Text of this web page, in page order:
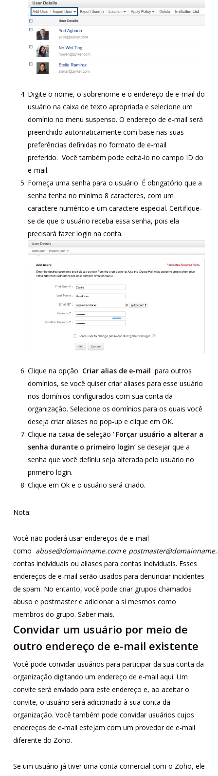
Digite o nome, o sobrenome e o endereço de e-mail do
usuário na caixa de texto apropriada e selecione um
domínio no menu suspenso. O endereço de e-mail será
preenchido automaticamente com base nas suas
preferências definidas no formato de e-mail
preferido. Você também pode editá-lo no campo ID do
e-mail.
Forneça uma senha para o usuário. É obrigatório que a
senha tenha no mínimo 8 caracteres, com um
caractere numérico e um caractere especial. Certifique-
se de que o usuário receba essa senha, pois ela
precisará fazer login na conta.
Clique na opção Criar alias de e-mail para outros
domínios, se você quiser criar aliases para esse usuário
nos domínios configurados com sua conta da
organização. Selecione os domínios para os quais você
deseja criar aliases no pop-up e clique em OK.
Clique na caixa deseleção ‘ Forçar usuário a alterar a
senha durante o primeiro login’se desejar que a
senha que você definiu seja alterada pelo usuário no
primeiro login.
Clique em Ok e o usuário será criado.
Nota:
Você não poderá usar endereços de e-mail
como abuse@domainname.come
contas individuais ou aliases para contas individuais. Esses
endereços de e-mail serão usados ​​para denunciar incidentes
de spam. No entanto, você pode criar grupos chamados
abuso e postmaster e adicionar a si mesmos como
membros do grupo. Saber mais.
Convidar um usuário por meio de
outro endereço de e-mail existente
Você pode convidar usuários para participar da sua conta da
organização digitando um endereço de e-mail aqui. Um
convite será enviado para este endereço e, ao aceitar o
convite, o usuário será adicionado à sua conta da
organização. Você também pode convidar usuários cujos
endereços de e-mail estejam com um provedor de e-mail
diferente do Zoho.
Se um usuário já tiver uma conta comercial com o Zoho, ele